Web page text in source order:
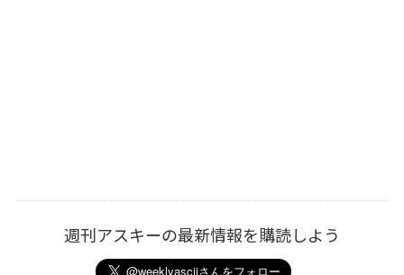
週刊アスキーの最新情報を購読しよう